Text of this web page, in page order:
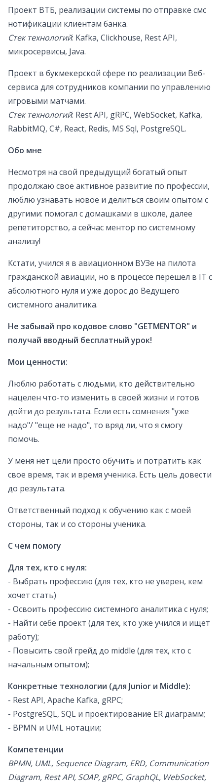
Проект ВТБ, реализации системы по отправке смс
нотификации клиентам банка.
Стек технологий: Kafka, Clickhouse, Rest API,
микросервисы, Java.
Проект в букмекерской сфере по реализации Веб-
сервиса для сотрудников компании по управлению
игровыми матчами.
Стек технологий: Rest API, gRPC, WebSocket, Kafka,
RabbitMQ, C#, React, Redis, MS Sql, PostgreSQL.
Обо мне
Несмотря на свой предыдущий богатый опыт
продолжаю свое активное развитие по профессии,
люблю узнавать новое и делиться своим опытом с
другими: помогал с домашками в школе, далее
репетиторство, а сейчас ментор по системному
анализу!
Кстати, учился я в авиационном ВУЗе на пилота
гражданской авиации, но в процессе перешел в IT с
абсолютного нуля и уже дорос до Ведущего
системного аналитика.
Не забывай про кодовое слово "GETMENTOR" и
получай вводный бесплатный урок!
Мои ценности:
Люблю работать с людьми, кто действительно
нацелен что-то изменить в своей жизни и готов
дойти до результата. Если есть сомнения "уже
надо"/ "еще не надо", то вряд ли, что я смогу
помочь.
У меня нет цели просто обучить и потратить как
свое время, так и время ученика. Есть цель довести
до результата.
Ответственный подход к обучению как с моей
стороны, так и со стороны ученика.
С чем помогу
Для тех, кто с нуля:
- Выбрать профессию (для тех, кто не уверен, кем
хочет стать)
- Освоить профессию системного аналитика с нуля;
- Найти себе проект (для тех, кто уже учился и ищет
работу);
- Повысить свой грейд до middle (для тех, кто с
начальным опытом);
Конкретные технологии (для Junior и Middle):
- Rest API, Apache Kafka, gRPC;
- PostgreSQL, SQL и проектирование ER диаграмм;
- BPMN и UML нотации;
Компетенции
BPMN, UML, Sequence Diagram, ERD, Communication
Diagram, Rest API, SOAP, gRPC, GraphQL, WebSocket,